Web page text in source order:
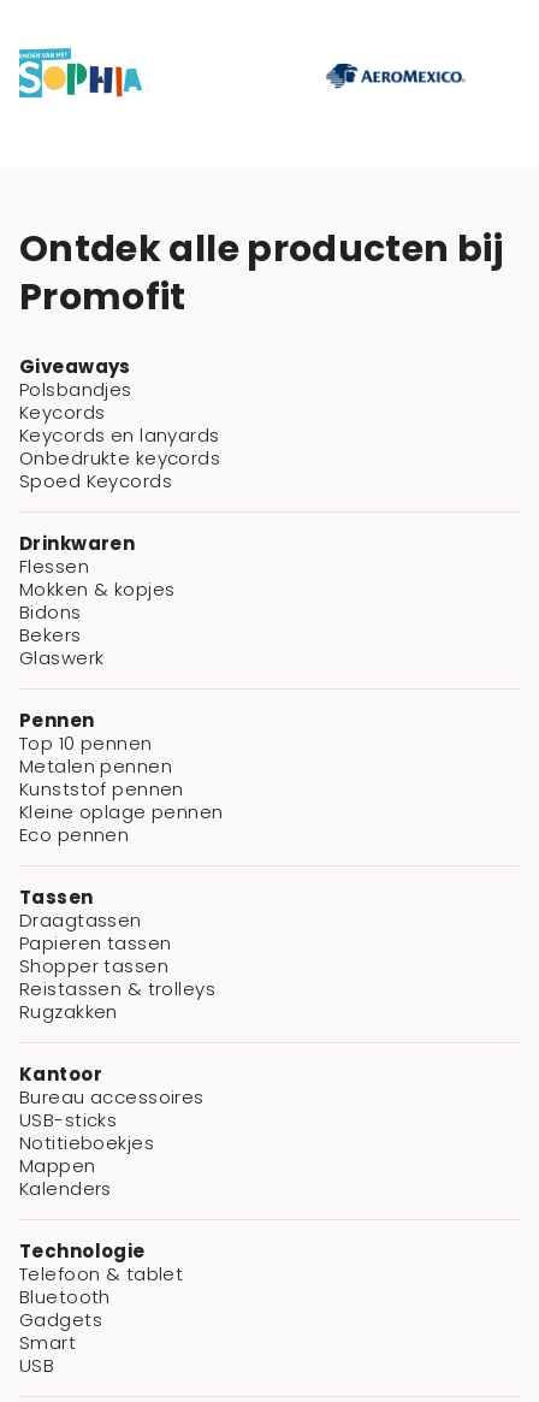
Ontdek alle producten bij
Promofit
Giveaways
Polsbandjes
Keycords
Keycords en lanyards
Onbedrukte keycords
Spoed Keycords
Drinkwaren
Flessen
Mokken & kopjes
Bidons
Bekers
Glaswerk
Pennen
Top 10 pennen
Metalen pennen
Kunststof pennen
Kleine oplage pennen
Eco pennen
Tassen
Draagtassen
Papieren tassen
Shopper tassen
Reistassen & trolleys
Rugzakken
Kantoor
Bureau accessoires
USB-sticks
Notitieboekjes
Mappen
Kalenders
Technologie
Telefoon & tablet
Bluetooth
Gadgets
Smart
USB